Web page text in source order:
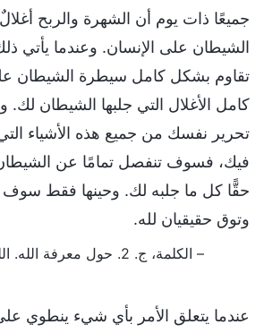
جميعًا ذات يوم أن الشهرة والربح
الشيطان على الإنسان. وعندما يأتي
تقاوم بشكل كامل سيطرة الشيطان
كامل الأغلال التي جلبها الشيطان
تحرير نفسك من جميع هذه الأشياء
فيك، فسوف تنفصل تمامًا عن
حقًّا كل ما جلبه لك. وحينها فقط سوف
وتوق حقيقيان لله.
– الكلمة، ج. 2. حول معرفة الله. الله ذاته، الفريد سادسًا
عندما يتعلق الأمر بأي شيء ينطوي